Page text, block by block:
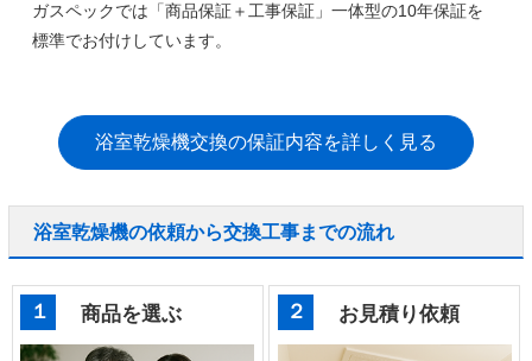
ガスペックでは 「商品保証＋工事保証」一体型の10年保証を
標準でお付けしています。
浴室乾燥機交換の保証内容を詳しく見る
浴室乾燥機の依頼から交換工事までの流れ
１ 商品を選ぶ ２ お見積り依頼